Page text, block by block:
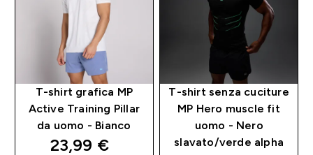
T-shirt grafica MP
Active Training Pillar
da uomo - Bianco
discounted price
23,99 €‎
T-shirt senza cuciture
MP Hero muscle fit
uomo - Nero
slavato/verde alpha